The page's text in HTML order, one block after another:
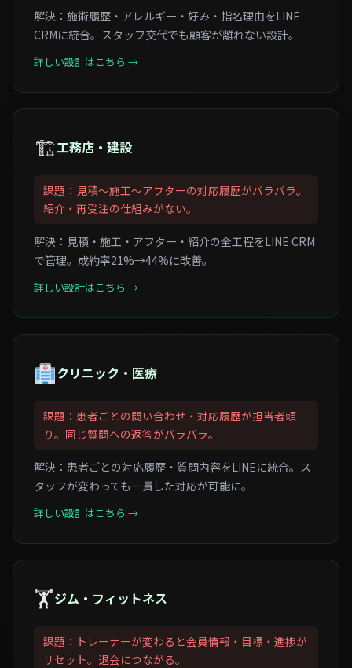
解決：施術履歴・アレルギー・好み・指名理由をLINE
CRMに統合。スタッフ交代でも顧客が離れない設計。
詳しい設計はこちら →
🏗工務店・建設
課題：見積〜施工〜アフターの対応履歴がバラバラ。
紹介・再受注の仕組みがない。
解決：見積・施工・アフター・紹介の全工程をLINE CRM
で管理。成約率21%→44%に改善。
詳しい設計はこちら →
クリニック・医療
課題：患者ごとの問い合わせ・対応履歴が担当者頼
り。同じ質問への返答がバラバラ。
解決：患者ごとの対応履歴・質問内容をLINEに統合。ス
タッフが変わっても一貫した対応が可能に。
詳しい設計はこちら →
🏋ジム・フィットネス
課題：トレーナーが変わると会員情報・目標・進捗が
リセット。退会につながる。